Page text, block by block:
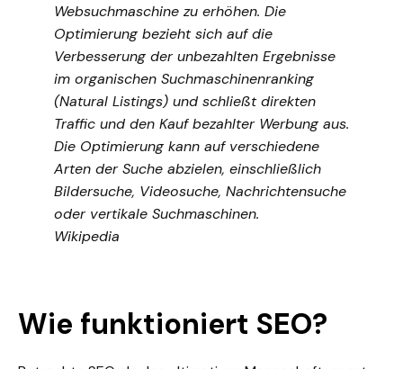
Websuchmaschine zu erhöhen. Die
Optimierung bezieht sich auf die
Verbesserung der unbezahlten Ergebnisse
im organischen Suchmaschinenranking
(Natural Listings) und schließt direkten
Traffic und den Kauf bezahlter Werbung aus.
Die Optimierung kann auf verschiedene
Arten der Suche abzielen, einschließlich
Bildersuche, Videosuche, Nachrichtensuche
oder vertikale Suchmaschinen.
Wikipedia
Wie funktioniert SEO?